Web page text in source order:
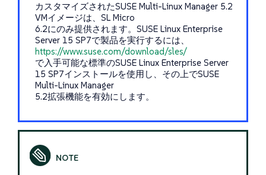
カスタマイズされたSUSE Multi-Linux Manager 5.2
VMイメージは、SL Micro
6.2にのみ提供されます。SUSE Linux Enterprise
Server 15 SP7で製品を実行するには、
https://www.suse.com/download/sles/
で入手可能な標準のSUSE Linux Enterprise Server
15 SP7インストールを使用し、その上でSUSE
Multi-Linux Manager
5.2拡張機能を有効にします。